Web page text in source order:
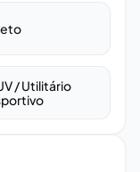
/ Utilitário